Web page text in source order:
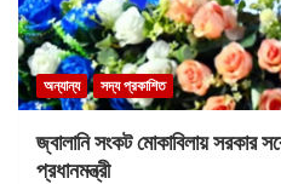
অন্যান্য সদ্য প্রকাশিত
জ্বালানি সংকট মোকাবিলায় সরকার
প্রধানমন্ত্রী